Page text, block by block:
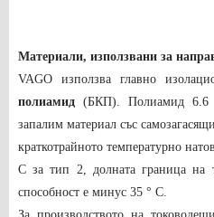
Материали, използвани за
VAGO използва главно
полиамид (БКП). Полиамид 6.6
запалим материал със
краткотрайното температурно
C за тип 2, долната граница на
способност е минус 35 ° C.